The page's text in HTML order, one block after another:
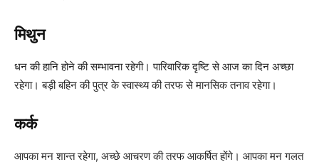
मिथुन
धन की हानि होने की सम्भावना रहेगी। पारिवारिक दृष्टि से आज का दिन अच्छा
रहेगा। बड़ी बहिन की पुत्र के स्वास्थ्य की तरफ से मानसिक तनाव रहेगा।
कर्क
आपका मन शान्त रहेगा, अच्छे आचरण की तरफ आकर्षित होंगे। आपका मन गलत